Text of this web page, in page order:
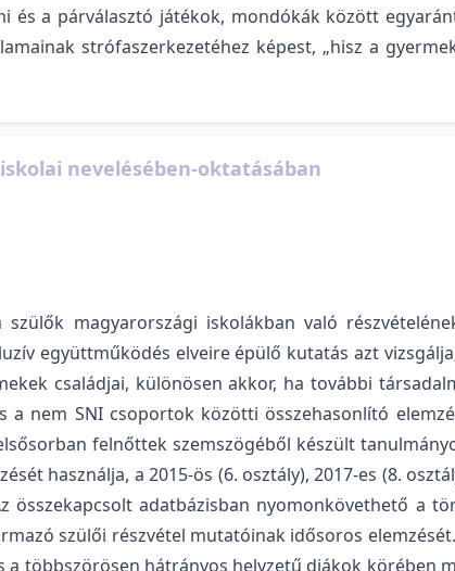
és a párválasztó játékok, mondókák között
strófaszerkezetéhez képest, „hisz a
nevelésében-oktatásában
magyarországi iskolákban való
együttműködés elveire épülő kutatás azt
családjai, különösen akkor, ha további
nem SNI csoportok közötti összehasonlító
felnőttek szemszögéből készült
használja, a 2015-ös (6. osztály), 2017-es (8.
adatbázisban nyomonkövethető a
szülői részvétel mutatóinak idősoros
a többszörösen hátrányos helyzetű diákok körében